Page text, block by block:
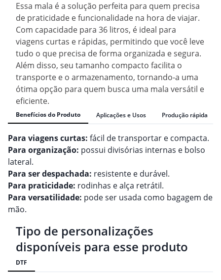
Essa mala é a solução perfeita para quem precisa
de praticidade e funcionalidade na hora de viajar.
Com capacidade para 36 litros, é ideal para
viagens curtas e rápidas, permitindo que você leve
tudo o que precisa de forma organizada e segura.
Além disso, seu tamanho compacto facilita o
transporte e o armazenamento, tornando-a uma
ótima opção para quem busca uma mala versátil e
eficiente.
Benefícios do Produto Aplicações e Usos Produção rápida
Para viagens curtas: fácil de transportar e compacta.
Para organização: possui divisórias internas e bolso
lateral.
Para ser despachada: resistente e durável.
Para praticidade: rodinhas e alça retrátil.
Para versatilidade: pode ser usada como bagagem de
mão.
Tipo de personalizações
disponíveis para esse produto
DTF